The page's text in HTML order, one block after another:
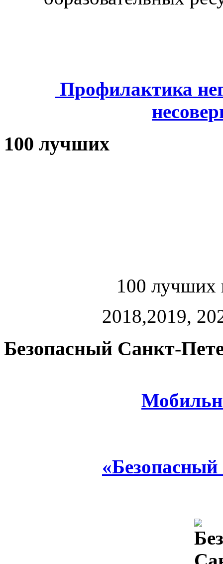
Профилактика
100 лучших
100 лучших
2018,2019,
Безопасный Санкт-